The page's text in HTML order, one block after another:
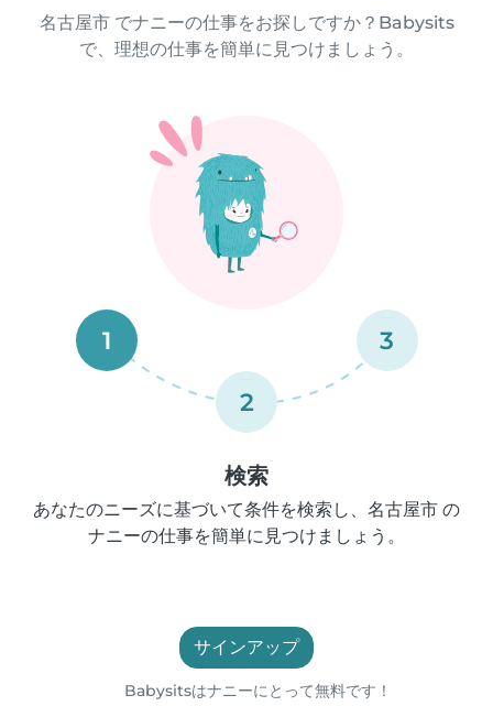
名古屋市 でナニーの仕事をお探しですか？Babysits
で、理想の仕事を簡単に見つけましょう。
1
2
3
検索
あなたのニーズに基づいて条件を検索し、名古屋市 の
ナニーの仕事を簡単に見つけましょう。
サインアップ
Babysitsはナニーにとって無料です！